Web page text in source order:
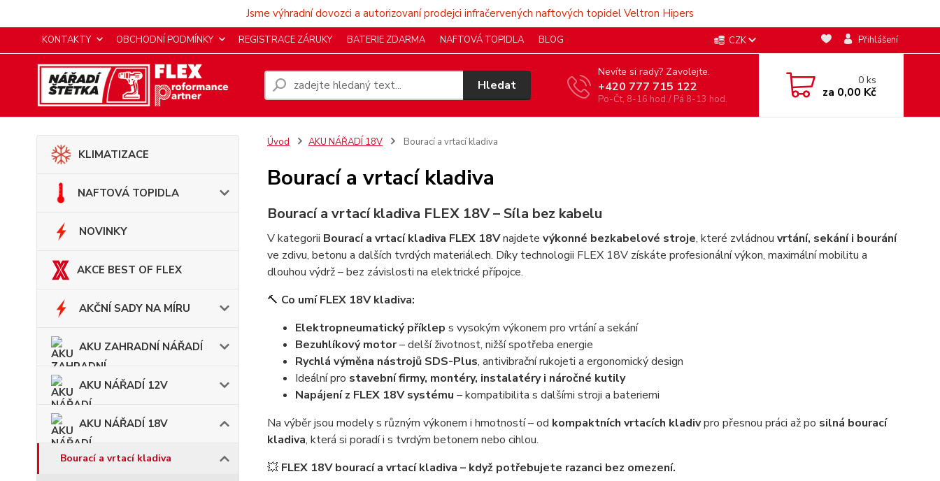
Jsme výhradní dovozci a autorizovaní prodejci infračervených naftových topidel Veltron Hipers
KONTAKTY OBCHODNÍ PODMÍNKY REGISTRACE ZÁRUKY BATERIE ZDARMA NAFTOVÁ TOPIDLA BLOG CZK Přihlášení
Hledat
Nevíte si rady? Zavolejte.
+420 777 715 122
Po-Čt, 8-16 hod./ Pá 8-13 hod.
0ks
za 0,00 Kč
KLIMATIZACE
NAFTOVÁ TOPIDLA
NOVINKY
AKCE BEST OF FLEX
AKČNÍ SADY NA MÍRU
AKU ZAHRADNÍ NÁŘADÍ
AKU NÁŘADÍ 12V
AKU NÁŘADÍ 18V
Bourací a vrtací kladiva
Úvod AKU NÁŘADÍ 18V Bourací a vrtací kladiva
Bourací a vrtací kladiva
Bourací a vrtací kladiva FLEX 18V – Síla bez kabelu
V kategorii Bourací a vrtací kladiva FLEX 18Vnajdete výkonné bezkabelové stroje, které zvládnou vrtání, sekání i bourání
ve zdivu, betonu a dalších tvrdých materiálech. Díky technologii FLEX 18V získáte profesionální výkon, maximální mobilitu a
dlouhou výdrž – bez závislosti na elektrické přípojce.
🔨 Co umí FLEX 18V kladiva:
Elektropneumatický příklep s vysokým výkonem pro vrtání a sekání
Bezuhlíkový motor– delší životnost, nižší spotřeba energie
Rychlá výměna nástrojů SDS-Plus, antivibrační rukojeti a ergonomický design
Ideální pro stavební firmy, montéry, instalatéry i náročné kutily
Napájení z FLEX 18V systému – kompatibilita s dalšími stroji a bateriemi
Na výběr jsou modely s různým výkonem i hmotností – od kompaktních vrtacích kladivpro přesnou práci až po silná bourací
kladiva, která si poradí i s tvrdým betonem nebo cihlou.
💥 FLEX 18V bourací a vrtací kladiva – když potřebujete razanci bez omezení.